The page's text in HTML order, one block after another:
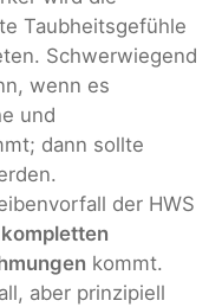
Taubheitsgefühle
Schwerwiegend
wenn es
und
dann sollte
der HWS
kompletten
kommt.
aber prinzipiell